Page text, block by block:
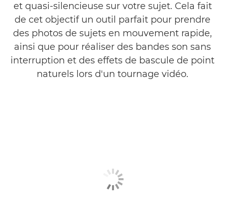
et quasi-silencieuse sur votre sujet. Cela fait
de cet objectif un outil parfait pour prendre
des photos de sujets en mouvement rapide,
ainsi que pour réaliser des bandes son sans
interruption et des effets de bascule de point
naturels lors d'un tournage vidéo.